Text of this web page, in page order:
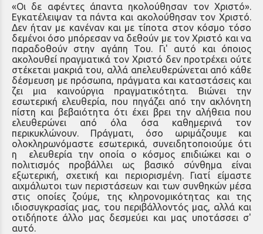
«Οι δε αφέντες άπαντα ηκολούθησαν τον Χριστό».
Εγκατέλειψαν τα πάντα και ακολούθησαν τον Χριστό.
Δεν ήταν με κανέναν και με τίποτα στον κόσμο τόσο
δεμένοι όσο μπόρεσαν να δεθούν με τον Χριστό και να
παραδοθούν στην αγάπη Του. Γι' αυτό και όποιος
ακολουθεί πραγματικά τον Χριστό δεν προτρέχει ούτε
στέκεται μακριά του, αλλά απελευθερώνεται από κάθε
δέσμευση με πρόσωπα, πράγματα και καταστάσεις και
ζει μια καινούργια πραγματικότητα. Βιώνει την
εσωτερική ελευθερία, που πηγάζει από την ακλόνητη
πίστη και βεβαιότητα ότι έχει βρει την αλήθεια που
ελευθερώνει από όλα όσα καθημερινά τον
περικυκλώνουν. Πράγματι, όσο ωριμάζουμε και
ολοκληρωνόμαστε εσωτερικά, συνειδητοποιούμε ότι
η ελευθερία την οποία ο κόσμος επιδιώκει και ο
πολιτισμός προβάλλει ως βασικό σύνθημα είναι
εξωτερική, σχετική και περιορισμένη. Γιατί είμαστε
αιχμάλωτοι των περιστάσεων και των συνθηκών μέσα
στις οποίες ζούμε, της κληρονομικότητας και της
ιδιοσυγκρασίας μας, του περιβάλλοντός μας, αλλά και
οτιδήποτε άλλο μας δεσμεύει και μας υποτάσσει σ'
αυτό.